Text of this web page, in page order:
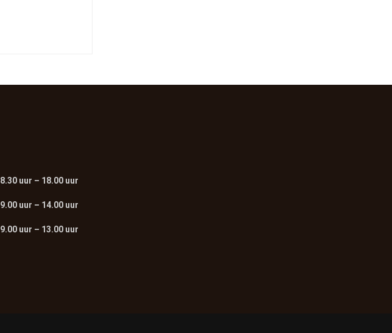
8.30 uur – 18.00 uur
9.00 uur – 14.00 uur
9.00 uur – 13.00 uur